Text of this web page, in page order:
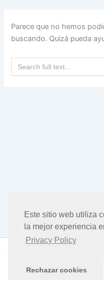
Este sitio web utiliza
la mejor experiencia
Privacy Policy
Rechazar cookies
Parece que no hemos
buscando. Quizá pueda
Buscar:
Todos los derechos ©
Tema